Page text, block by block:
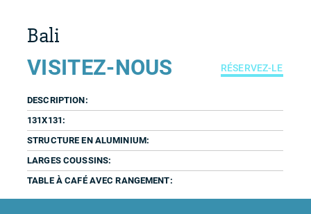
Bali
VISITEZ-NOUS
RÉSERVEZ-LE
DESCRIPTION:
131X131:
STRUCTURE EN ALUMINIUM:
LARGES COUSSINS:
TABLE À CAFÉ AVEC RANGEMENT: